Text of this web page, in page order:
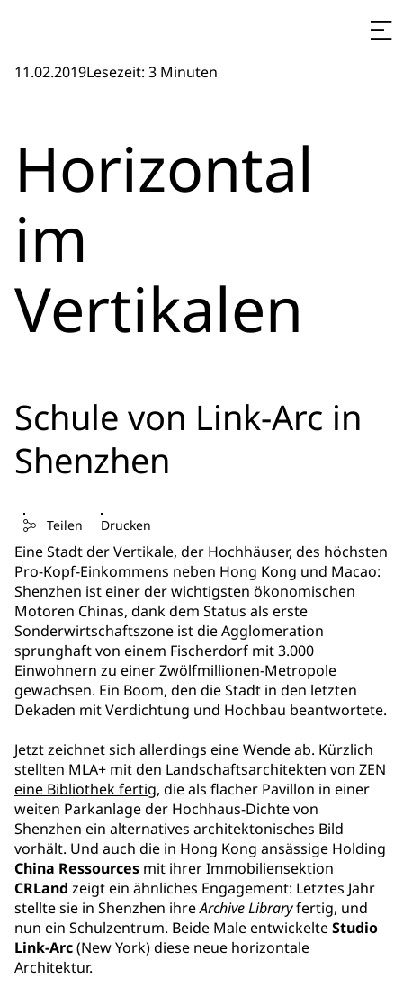
11.02.2019Lesezeit: 3 Minuten
Horizontal
im
Vertikalen
Schule von Link-Arc in
Shenzhen
Teilen Drucken
Eine Stadt der Vertikale, der Hochhäuser, des höchsten
Pro-Kopf-Einkommens neben Hong Kong und Macao:
Shenzhen ist einer der wichtigsten ökonomischen
Motoren Chinas, dank dem Status als erste
Sonderwirtschaftszone ist die Agglomeration
sprunghaft von einem Fischerdorf mit 3.000
Einwohnern zu einer Zwölfmillionen-Metropole
gewachsen. Ein Boom, den die Stadt in den letzten
Dekaden mit Verdichtung und Hochbau beantwortete.
Jetzt zeichnet sich allerdings eine Wende ab. Kürzlich
stellten MLA+ mit den Landschaftsarchitekten von ZEN
eine Bibliothek fertig, die als flacher Pavillon in einer
weiten Parkanlage der Hochhaus-Dichte von
Shenzhen ein alternatives architektonisches Bild
vorhält. Und auch die in Hong Kong ansässige Holding
China Ressources mit ihrer Immobiliensektion
CRLand zeigt ein ähnliches Engagement: Letztes Jahr
stellte sie in Shenzhen ihreArchive Libraryfertig, und
nun ein Schulzentrum. Beide Male entwickelteStudio
Link-Arc(New York) diese neue horizontale
Architektur.